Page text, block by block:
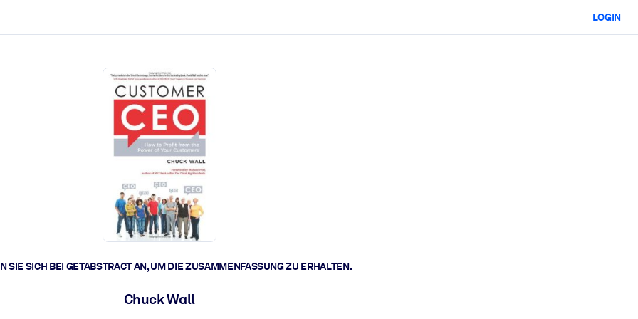
lösen und schneller zu handeln.
LOGIN
SIE SICH BEI GETABSTRACT AN, UM DIE ZUSAMMENFASSUNG ZU ERHALTEN.
Chuck Wall